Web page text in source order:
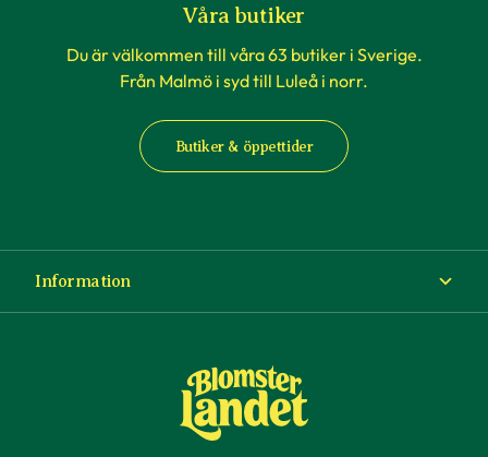
Våra butiker
Du är välkommen till våra 63 butiker i Sverige.
Från Malmö i syd till Luleå i norr.
Butiker & öppettider
Information
Köp- och leveransvillkor